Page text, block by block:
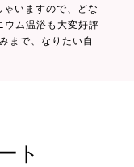
いますので、どな
ウム温浴も大変好評
まで、なりたい自
ト